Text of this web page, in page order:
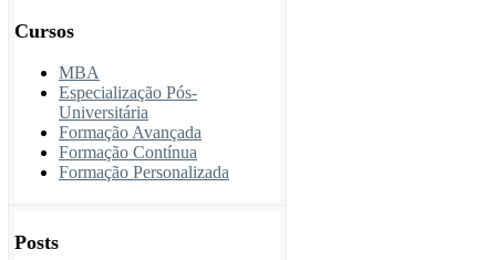
Cursos
MBA
Especialização Pós-
Universitária
Formação Avançada
Formação Contínua
Formação Personalizada
Posts